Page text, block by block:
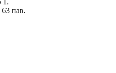
1.
пав.